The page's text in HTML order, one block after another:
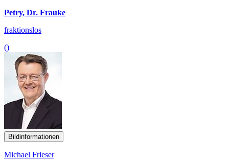
Petry, Dr. Frauke
fraktionslos
()
Bildinformationen
Michael Frieser